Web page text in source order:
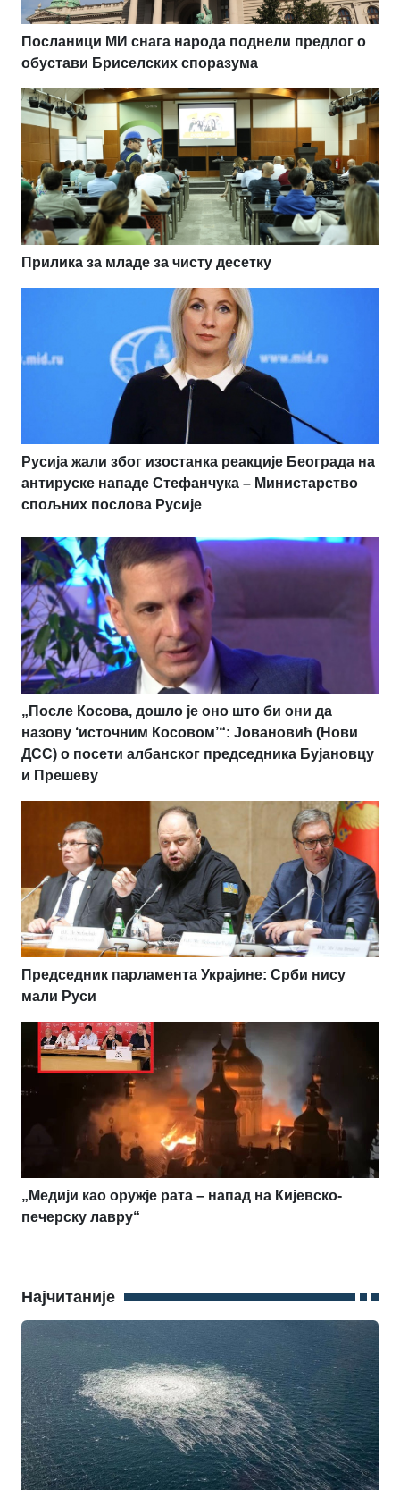
Посланици МИ снага народа поднели предлог о
обустави Бриселских споразума
Прилика за младе за чисту десетку
Русија жали због изостанка реакције Београда на
антируске нападе Стефанчука – Министарство
спољних послова Русије
„После Косова, дошло је оно што би они да
назову ‘источним Косовом’“: Јовановић (Нови
ДСС) о посети албанског председника Бујановцу
и Прешеву
Председник парламента Украјине: Срби нису
мали Руси
„Медији као оружје рата – напад на Кијевско-
печерску лавру“
Најчитаније